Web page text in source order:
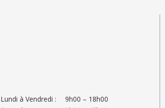
Lundi à Vendredi :
9h00 – 18h00